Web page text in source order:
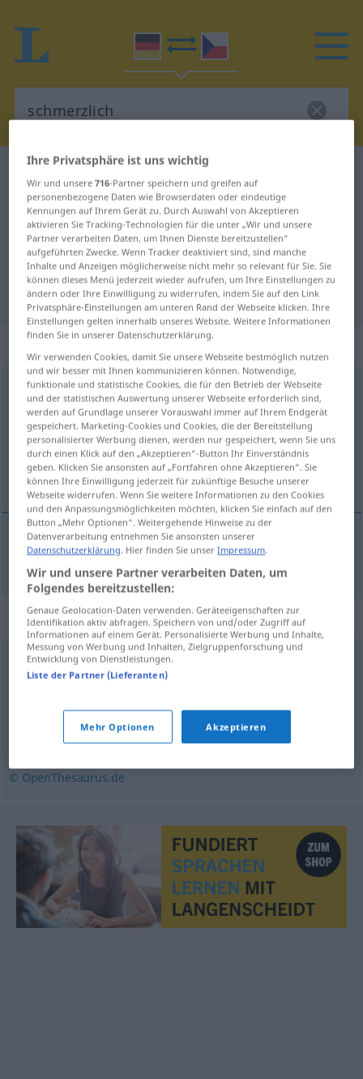
Deutsch-Tschechisch Wörterbuch
Deutsch-Tschechisch Übersetzung
für "schmerzlich"
"schmerzlich" Tschechisch
Übersetzung
„schmerzlich“
schmerzlich
Übersicht aller Übersetzungen
(Für mehr Details die Übersetzung anklicken/antippen)
bolestný, bolestivý
bolestný,bolestivý schmerzlich
Synonyme für "schmerzlich"
schmerzvoll,schlimm,bitter (fig.)
schmerzvoll,brennend,schmerzhaft,
,bohrend,beißend
© OpenThesaurus.de
Ihre Privatsphäre ist uns wichtig
Wir und unsere716-Partner speichern und greifen auf
personenbezogene Daten wie Browserdaten oder eindeutige
Kennungen auf Ihrem Gerät zu. Durch Auswahl von Akzeptieren
aktivieren Sie Tracking-Technologien für die unter „Wir und unsere
Partner verarbeiten Daten, um Ihnen Dienste bereitzustellen“
aufgeführten Zwecke. Wenn Tracker deaktiviert sind, sind manche
Inhalte und Anzeigen möglicherweise nicht mehr so relevant für Sie. Sie
können dieses Menü jederzeit wieder aufrufen, um Ihre Einstellungen zu
ändern oder Ihre Einwilligung zu widerrufen, indem Sie auf den Link
Privatsphäre-Einstellungen am unteren Rand der Webseite klicken. Ihre
Einstellungen gelten innerhalb unseres Website. Weitere Informationen
finden Sie in unserer Datenschutzerklärung.
Wir verwenden Cookies, damit Sie unsere Webseite bestmöglich nutzen
und wir besser mit Ihnen kommunizieren können. Notwendige,
funktionale und statistische Cookies, die für den Betrieb der Webseite
und der statistischen Auswertung unserer Webseite erforderlich sind,
werden auf Grundlage unserer Vorauswahl immer auf Ihrem Endgerät
gespeichert. Marketing-Cookies und Cookies, die der Bereitstellung
personalisierter Werbung dienen, werden nur gespeichert, wenn Sie uns
durch einen Klick auf den „Akzeptieren“-Button Ihr Einverständnis
geben. Klicken Sie ansonsten auf „Fortfahren ohne Akzeptieren“. Sie
können Ihre Einwilligung jederzeit für zukünftige Besuche unserer
Webseite widerrufen. Wenn Sie weitere Informationen zu den Cookies
und den Anpassungsmöglichkeiten möchten, klicken Sie einfach auf den
Button „Mehr Optionen“. Weitergehende Hinweise zu der
Datenverarbeitung entnehmen Sie ansonsten unserer
Datenschutzerklärung. Hier finden Sie unserImpressum.
Wir und unsere Partner verarbeiten Daten, um
Folgendes bereitzustellen:
Genaue Geolocation-Daten verwenden. Geräteeigenschaften zur
Identifikation aktiv abfragen. Speichern von und/oder Zugriff auf
Informationen auf einem Gerät. Personalisierte Werbung und Inhalte,
Messung von Werbung und Inhalten, Zielgruppenforschung und
Entwicklung von Dienstleistungen.
Liste der Partner (Lieferanten)
Mehr Optionen Akzeptieren